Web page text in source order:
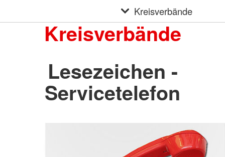
Kreisverbände
Kreisverbände
Lesezeichen -
Servicetelefon